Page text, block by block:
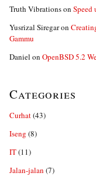
Truth Vibrationson Speed
Yusrizal Siregaron
Gammu
Daniel on OpenBSD 5.2
Categories
Curhat(43)
Iseng (8)
IT(11)
Jalan-jalan (7)